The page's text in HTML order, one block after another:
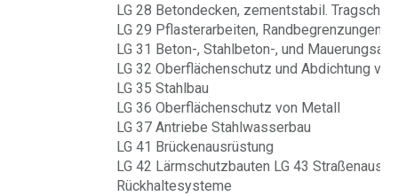
LG 28 Betondecken, zementstabil.
LG 29 Pflasterarbeiten, Randbegrenzungen
LG 31 Beton-, Stahlbeton-, und
LG 32 Oberflächenschutz und Abdichtung
LG 35 Stahlbau
LG 36 Oberflächenschutz von Metall
LG 37 Antriebe Stahlwasserbau
LG 41 Brückenausrüstung
LG 42 Lärmschutzbauten LG 43
Rückhaltesysteme